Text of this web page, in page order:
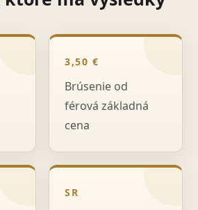
3,50 €
Brúsenie od
férová základná
cena
SR